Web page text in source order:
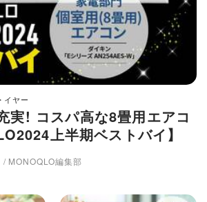
イヤー
実! コスパ高な8畳用エアコ
上半期ベストバイ】
MONOQLO編集部